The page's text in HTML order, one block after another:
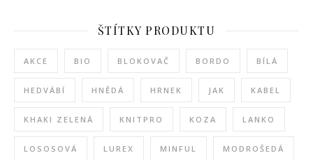
ŠTÍTKY PRODUKTU
AKCE BIO BLOKOVAČ BORDO BÍLÁ
HEDVÁBÍ HNĚDÁ HRNEK JAK KABEL
KHAKI ZELENÁ KNITPRO KOZA LANKO
LOSOSOVÁ LUREX MINFUL MODROŠEDÁ